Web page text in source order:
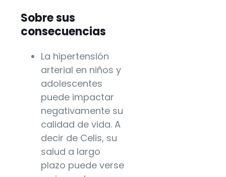
Sobre sus
consecuencias
La hipertensión
arterial en niños y
adolescentes
puede impactar
negativamente su
calidad de vida. A
decir de Celis, su
salud a largo
plazo puede verse